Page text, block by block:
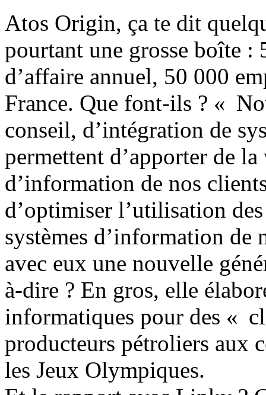
Atos Origin, ça te dit
pourtant une grosse boîte
d’affaire annuel, 50 000
France. Que font-ils ? «
conseil, d’intégration de
permettent d’apporter de
d’information de nos
d’optimiser l’utilisation
systèmes d’information de
avec eux une nouvelle
à-dire ? En gros, elle
informatiques pour des «
producteurs pétroliers aux
les Jeux Olympiques.